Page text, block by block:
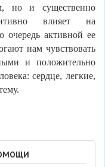
но и существенно
влияет на
очередь активной ее
нам чувствовать
и положительно
сердце, легкие,